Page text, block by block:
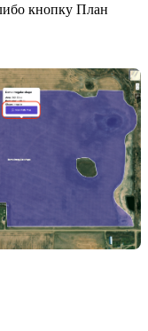
кнопку План